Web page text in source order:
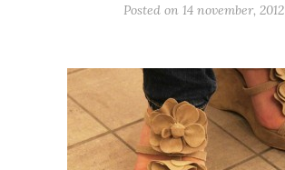
Posted on 14 november, 2012